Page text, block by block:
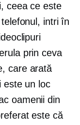
ceea ce este
intri în
prin ceva
care arată
este un loc
oamenii din
este că